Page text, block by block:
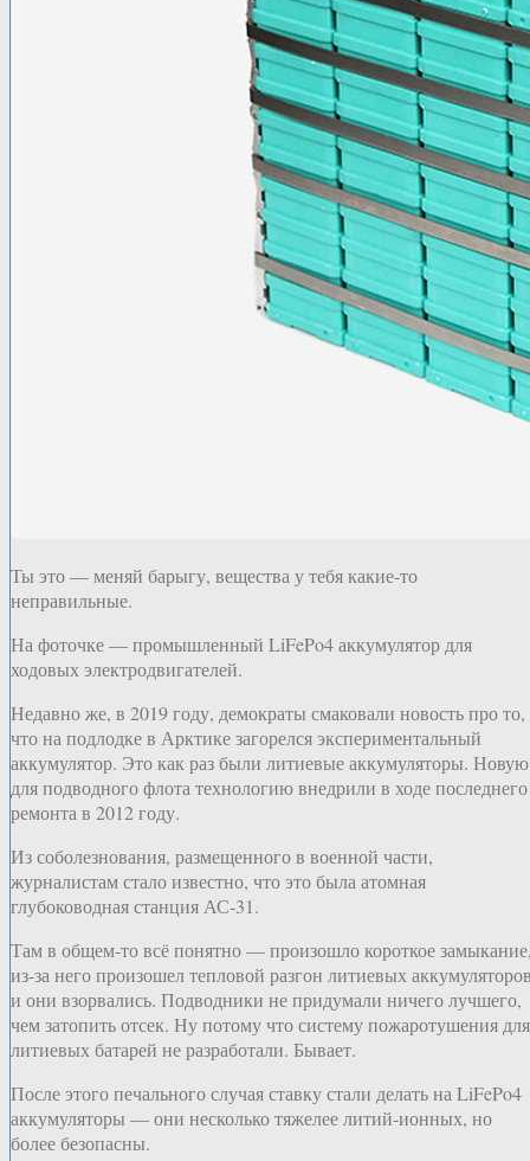
Ты это — меняй барыгу, вещества у тебя какие-то
неправильные.
На фоточке — промышленный LiFePo4 аккумулятор для
ходовых электродвигателей.
Недавно же, в 2019 году, демократы смаковали новость про то,
что на подлодке в Арктике загорелся экспериментальный
аккумулятор. Это как раз были литиевые аккумуляторы. Новую
для подводного флота технологию внедрили в ходе последнего
ремонта в 2012 году.
Из соболезнования, размещенного в военной части,
журналистам стало известно, что это была атомная
глубоководная станция АС-31.
Там в общем-то всё понятно — произошло короткое
из-за него произошел тепловой разгон литиевых
и они взорвались. Подводники не придумали ничего лучшего,
чем затопить отсек. Ну потому что систему пожаротушения для
литиевых батарей не разработали. Бывает.
После этого печального случая ставку стали делать на LiFePo4
аккумуляторы — они несколько тяжелее литий-ионных, но
более безопасны.